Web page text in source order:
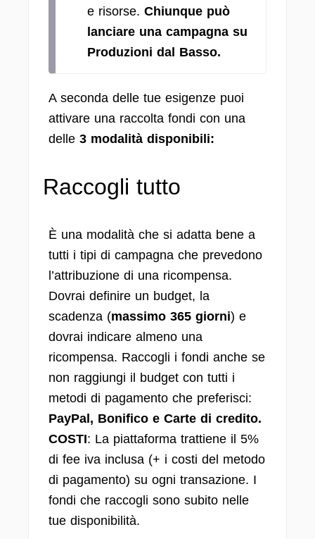
e risorse. Chiunque può
lanciare una campagna su
Produzioni dal Basso.
A seconda delle tue esigenze puoi
attivare una raccolta fondi con una
delle 3 modalità disponibili:
Raccogli tutto
È una modalità che si adatta bene a
tutti i tipi di campagna che prevedono
l’attribuzione di una ricompensa.
Dovrai definire un budget, la
scadenza (massimo 365 giorni) e
dovrai indicare almeno una
ricompensa. Raccogli i fondi anche se
non raggiungi il budget con tutti i
metodi di pagamento che preferisci:
PayPal, Bonifico e Carte di credito.
COSTI: La piattaforma trattiene il 5%
di fee iva inclusa (+ i costi del metodo
di pagamento) su ogni transazione. I
fondi che raccogli sono subito nelle
tue disponibilità.